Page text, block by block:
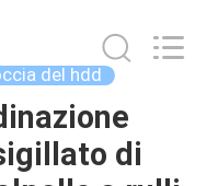
del hdd
di